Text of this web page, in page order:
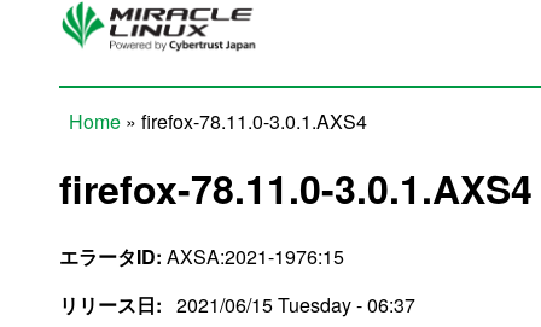
Skip to main content
Home » firefox-78.11.0-3.0.1.AXS4
firefox-78.11.0-3.0.1.AXS4
エラータID: AXSA:2021-1976:15
リリース日: 2021/06/15 Tuesday - 06:37